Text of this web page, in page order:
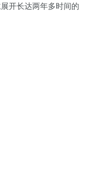
开长达两年多时间的